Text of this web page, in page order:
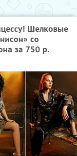
Шелковые
со
за 750 р.